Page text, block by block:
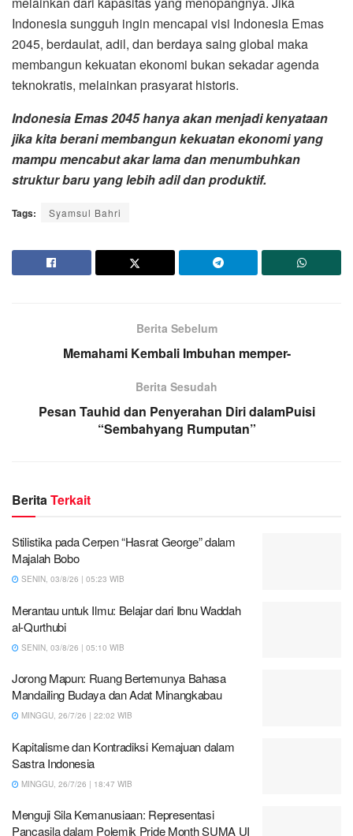
Indonesia sungguh ingin mencapai visi Indonesia Emas
2045, berdaulat, adil, dan berdaya saing global maka
membangun kekuatan ekonomi bukan sekadar agenda
teknokratis, melainkan prasyarat historis.
Indonesia Emas 2045 hanya akan menjadi kenyataan
jika kita berani membangun kekuatan ekonomi yang
mampu mencabut akar lama dan menumbuhkan
struktur baru yang lebih adil dan produktif.
Tags: Syamsul Bahri
Berita Sebelum
Memahami Kembali Imbuhan memper-
Berita Sesudah
Pesan Tauhid dan Penyerahan Diri dalamPuisi
“Sembahyang Rumputan”
BeritaTerkait
Stilistika pada Cerpen “Hasrat George” dalam
Majalah Bobo
SENIN, 03/8/26 | 05:23 WIB
Merantau untuk Ilmu: Belajar dari Ibnu Waddah
al-Qurthubi
SENIN, 03/8/26 | 05:10 WIB
Jorong Mapun: Ruang Bertemunya Bahasa
Mandailing Budaya dan Adat Minangkabau
MINGGU, 26/7/26 | 22:02 WIB
Kapitalisme dan Kontradiksi Kemajuan dalam
Sastra Indonesia
MINGGU, 26/7/26 | 18:47 WIB
Menguji Sila Kemanusiaan: Representasi
Pancasila dalam Polemik Pride Month SUMA UI